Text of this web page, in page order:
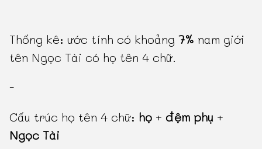
Thống kê: ước tính có khoảng7% nam giới
tên Ngọc Tài có họ tên 4 chữ.
-
Cấu trúc họ tên 4 chữ: họ +đệm phụ +
Ngọc Tài